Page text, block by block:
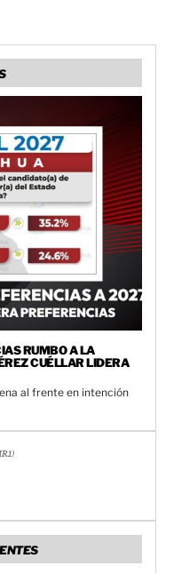
RUMBO A LA
CUÉLLAR LIDERA
al frente en intención